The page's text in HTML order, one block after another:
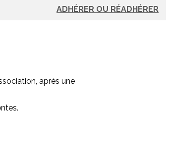
ADHÉRER OU RÉADHÉRER
après une